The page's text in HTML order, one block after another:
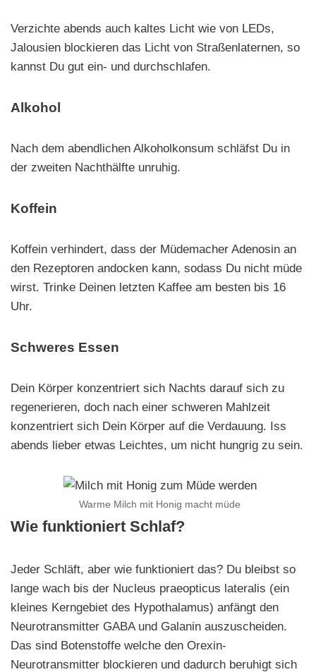
Verzichte abends auch kaltes Licht wie von LEDs,
Jalousien blockieren das Licht von Straßenlaternen, so
kannst Du gut ein- und durchschlafen.
Alkohol
Nach dem abendlichen Alkoholkonsum schläfst Du in
der zweiten Nachthälfte unruhig.
Koffein
Koffein verhindert, dass der Müdemacher Adenosin an
den Rezeptoren andocken kann, sodass Du nicht müde
wirst. Trinke Deinen letzten Kaffee am besten bis 16
Uhr.
Schweres Essen
Dein Körper konzentriert sich Nachts darauf sich zu
regenerieren, doch nach einer schweren Mahlzeit
konzentriert sich Dein Körper auf die Verdauung. Iss
abends lieber etwas Leichtes, um nicht hungrig zu sein.
Warme Milch mit Honig macht müde
Wie funktioniert Schlaf?
Jeder Schläft, aber wie funktioniert das? Du bleibst so
lange wach bis der Nucleus praeopticus lateralis (ein
kleines Kerngebiet des Hypothalamus) anfängt den
Neurotransmitter GABA und Galanin auszuscheiden.
Das sind Botenstoffe welche den Orexin-
Neurotransmitter blockieren und dadurch beruhigt sich